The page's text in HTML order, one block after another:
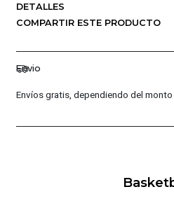
DETALLES
COMPARTIR ESTE PRODUCTO
Envio
Envíos gratis, dependiendo del